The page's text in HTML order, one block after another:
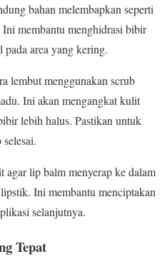
bahan melembapkan seperti
membantu menghidrasi bibir
area yang kering.
lembut menggunakan scrub
Ini akan mengangkat kulit
lebih halus. Pastikan untuk
agar lip balm menyerap ke dalam
Ini membantu menciptakan
selanjutnya.
Tepat